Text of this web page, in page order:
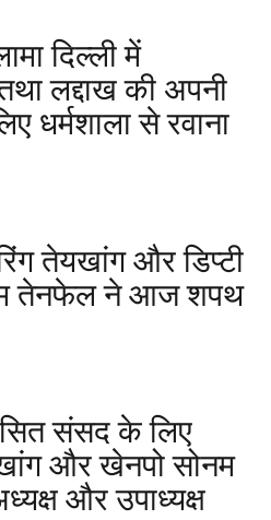
दिल्ली में
लद्दाख की अपनी
धर्मशाला से रवाना
तेयखांग और डिप्टी
तेनफेल ने आज शपथ
संसद के लिए
और खेनपो सोनम
और उपाध्यक्ष